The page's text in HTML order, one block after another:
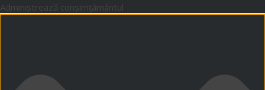
Administrează consimțământul